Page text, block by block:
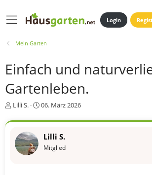
Login
Mein Garten
Einfach und
Gartenleben.
E
s
e
Lilli S.
E
s
06. März 2026
Lilli S.
Mitglied